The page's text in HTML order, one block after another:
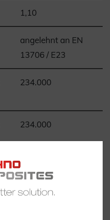
1,10
angelehnt an EN
13706 / E23
234.000
234.000
348.000